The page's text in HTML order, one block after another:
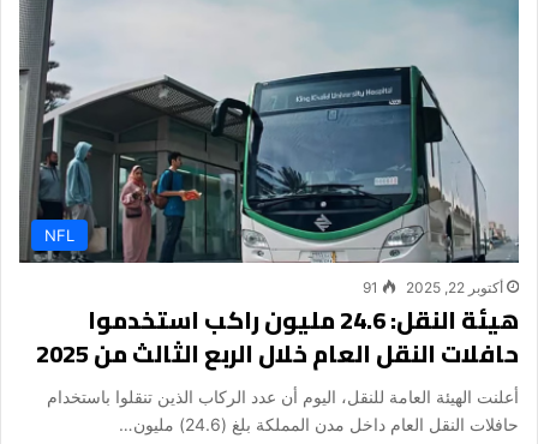
NFL
أكتوبر 22, 2025 91
هيئة النقل: 24.6 مليون راكب استخدموا
حافلات النقل العام خلال الربع الثالث من 2025
أعلنت الهيئة العامة للنقل، اليوم أن عدد الركاب الذين تنقلوا باستخدام
حافلات النقل العام داخل مدن المملكة بلغ (24.6) مليون…